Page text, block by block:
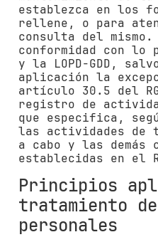
establezca en los
rellene, o para
consulta del mismo.
conformidad con lo
y la LOPD-GDD,
aplicación la
artículo 30.5 del
registro de
que especifica,
las actividades de
a cabo y las demás
establecidas en el
Principios
tratamiento
personales